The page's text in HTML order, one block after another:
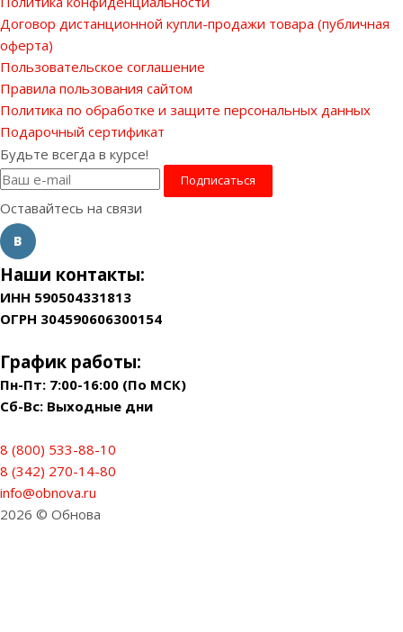
Договор дистанционной купли-продажи товара (публичная
оферта)
Пользовательское соглашение
Правила пользования сайтом
Политика по обработке и защите персональных данных
Подарочный сертификат
Будьте всегда в курсе!
Оставайтесь на связи
Наши контакты:
ИНН 590504331813
ОГРН 304590606300154
График работы:
Пн-Пт: 7:00-16:00 (По МСК)
Сб-Вс: Выходные дни
8 (800) 533-88-10
8 (342) 270-14-80
info@obnova.ru
2026 © Обнова